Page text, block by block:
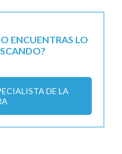
ENCUENTRAS LO
DE LA